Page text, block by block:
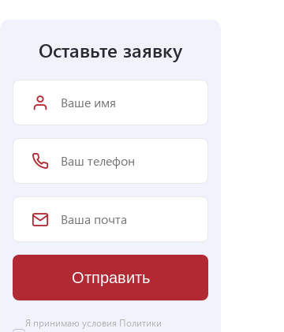
Оставьте заявку
Отправить
Я принимаю условия Политики